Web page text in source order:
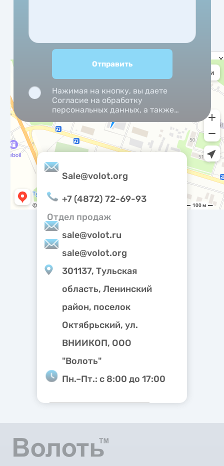
Нажимая на кнопку, вы даете
Согласие на обработку
персональных данных, а также
персональных данных
метрическими программами.
Sale@volot.org
+7 (4872) 72-69-93
Отдел продаж
sale@volot.ru
sale@volot.org
301137, Тульская
область, Ленинский
район, поселок
Октябрьский, ул.
ВНИИКОП, ООО
"Волоть"
Пн.–Пт.: с 8:00 до 17:00